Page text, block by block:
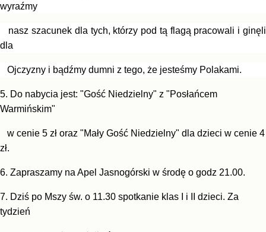
wyraźmy
nasz szacunek dla tych, którzy pod tą flagą pracowali i ginęli
dla
Ojczyzny i bądźmy dumni z tego, że jesteśmy Polakami.
5. Do nabycia jest: "Gość Niedzielny" z "Posłańcem
Warmińskim"
w cenie 5 zł oraz "Mały Gość Niedzielny" dla dzieci w cenie 4
zł.
6. Zapraszamy na Apel Jasnogórski w środę o godz 21.00.
7. Dziś po Mszy św. o 11.30 spotkanie klas I i II dzieci. Za
tydzień